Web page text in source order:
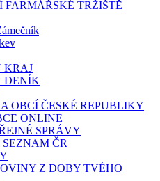
TRŽIŠTĚ
KRAJ
DENÍK
OBCÍ ČESKÉ REPUBLIKY
ONLINE
SPRÁVY
ČR
Z DOBY TVÉHO